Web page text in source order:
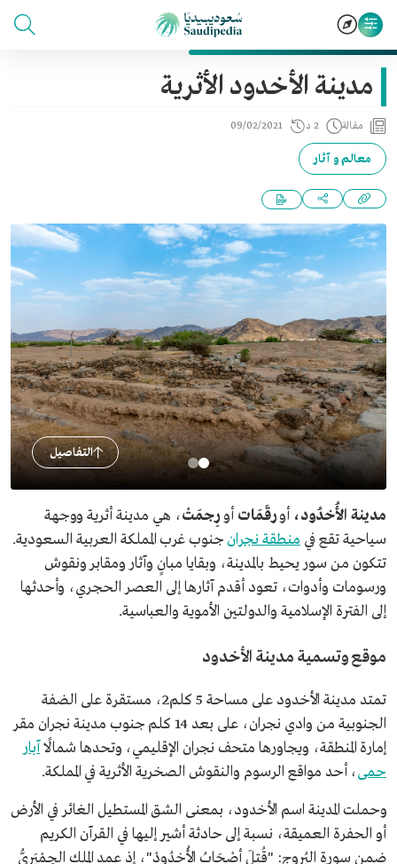
مدينة الأخدود الأثرية
مقالة 2 د 09/02/2021
معالم و آثار
التفاصيل
مدينة الأُخدُود، أورقَمَات أورِجمَتْ، هي مدينة أثرية ووجهة
سياحية تقع في منطقة نجرانجنوب غرب المملكة العربية السعودية.
تتكون من سور يحيط بالمدينة، وبقايا مبانٍ وآثار ومقابر ونقوش
ورسومات وأدوات، تعود أقدم آثارها إلى العصر الحجري، وأحدثها
إلى الفترة الإسلامية والدولتين الأموية والعباسية.
موقع وتسمية مدينة الأخدود
تمتد مدينة الأخدود على مساحة 5 كلم2، مستقرة على الضفة
الجنوبية من وادي نجران، على بعد 14 كلم جنوب مدينة نجران مقر
إمارة المنطقة، ويجاورها متحف نجران الإقليمي، وتحدها شمالًا آبار
حمى، أحد مواقع الرسوم والنقوش الصخرية الأثرية في المملكة.
وحملت المدينة اسم الأخدود، بمعنى الشق المستطيل الغائر في الأرض
أو الحفرة العميقة، نسبة إلى حادثة أشير إليها في القرآن الكريم
ضمن سورة البُروج: "قُتِلَ أصْحَابُ الأُخدُودْ"، إذ عمد الملك الحِمْيَرِيُّ